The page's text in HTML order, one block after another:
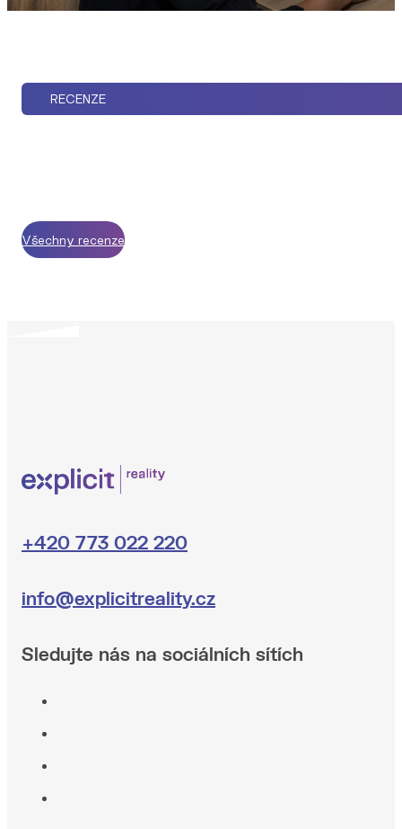
RECENZE
Všechny recenze
+420 773 022 220
info@explicitreality.cz
Sledujte nás na sociálních sítích